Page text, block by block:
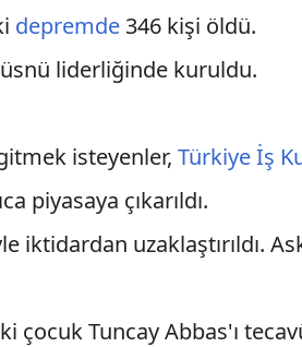
depremde 346 kişi öldü.
liderliğinde kuruldu.
isteyenler,Türkiye İş
piyasaya çıkarıldı.
iktidardan uzaklaştırıldı.
çocuk Tuncay Abbas'ı